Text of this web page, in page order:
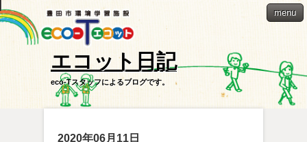
menu
エコット日記
eco-Tスタッフによるブログです。
2020年06月11日